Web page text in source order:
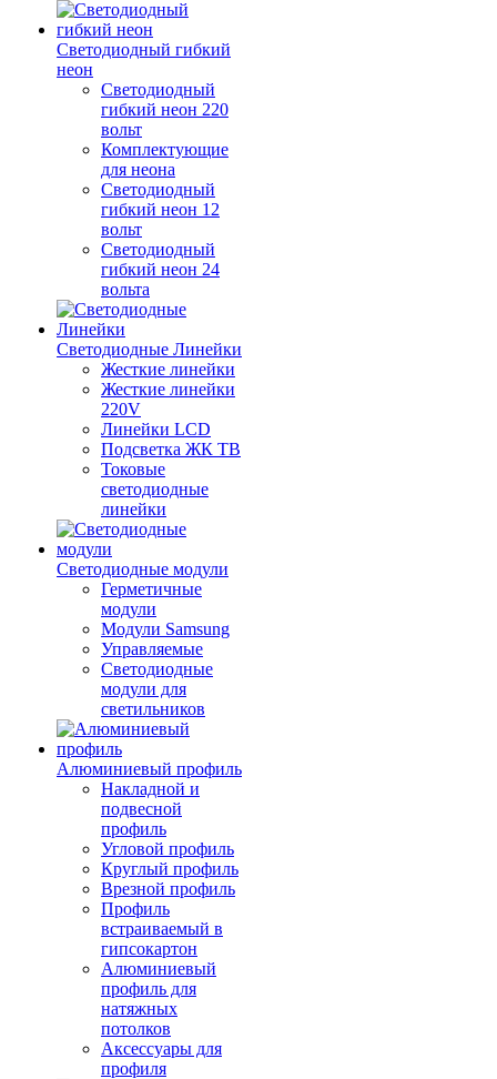
Светодиодный гибкий
неон
Светодиодный
гибкий неон 220
вольт
Комплектующие
для неона
Светодиодный
гибкий неон 12
вольт
Светодиодный
гибкий неон 24
вольта
Светодиодные Линейки
Жесткие линейки
Жесткие линейки
220V
Линейки LCD
Подсветка ЖК ТВ
Токовые
светодиодные
линейки
Светодиодные модули
Герметичные
модули
Модули Samsung
Управляемые
Светодиодные
модули для
светильников
Алюминиевый профиль
Накладной и
подвесной
профиль
Угловой профиль
Круглый профиль
Врезной профиль
Профиль
встраиваемый в
гипсокартон
Алюминиевый
профиль для
натяжных
потолков
Аксессуары для
профиля